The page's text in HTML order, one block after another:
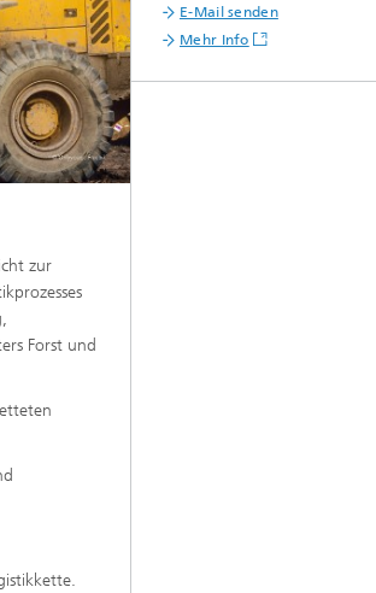
zur
Forst und
E-Mail senden
Mehr Info